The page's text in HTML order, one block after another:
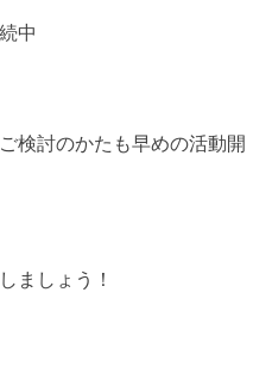
中
検討のかたも早めの活動開
ましょう！